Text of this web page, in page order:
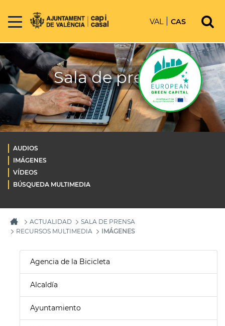
VAL CAS
Sala de prensa
AUDIOS
IMÁGENES
VÍDEOS
BÚSQUEDA MULTIMEDIA
ACTUALIDAD
SALA DE PRENSA
RECURSOS MULTIMEDIA
IMÁGENES
Agencia de la Bicicleta
Alcaldía
Ayuntamiento